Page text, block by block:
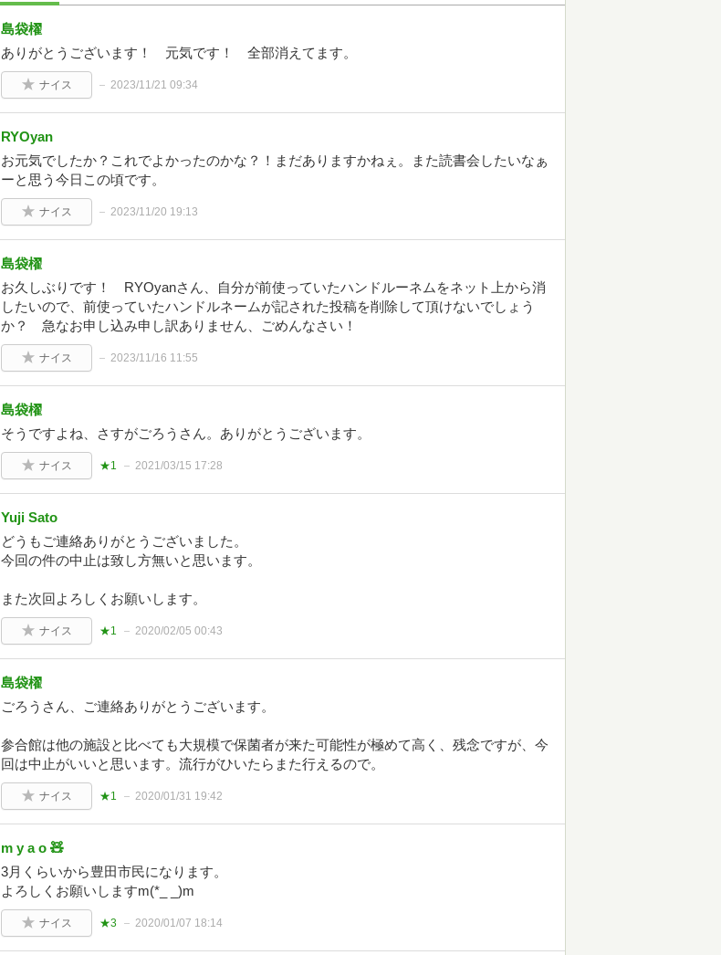
島袋櫂
ありがとうございます！ 元気です！ 全部消えてます。
ナイス 2023/11/21 09:34
RYOyan
お元気でしたか？これでよかったのかな？！まだありますかねぇ。また読書会したいなぁ
ーと思う今日この頃です。
ナイス 2023/11/20 19:13
島袋櫂
お久しぶりです！ RYOyanさん、自分が前使っていたハンドルーネムをネット上から消
したいので、前使っていたハンドルネームが記された投稿を削除して頂けないでしょう
か？ 急なお申し込み申し訳ありません、ごめんなさい！
ナイス 2023/11/16 11:55
島袋櫂
そうですよね、さすがごろうさん。ありがとうございます。
ナイス ★1 2021/03/15 17:28
Yuji Sato
どうもご連絡ありがとうございました。
今回の件の中止は致し方無いと思います。
また次回よろしくお願いします。
ナイス ★1 2020/02/05 00:43
島袋櫂
ごろうさん、ご連絡ありがとうございます。
参合館は他の施設と比べても大規模で保菌者が来た可能性が極めて高く、残念ですが、今
回は中止がいいと思います。流行がひいたらまた行えるので。
ナイス ★1 2020/01/31 19:42
m y a o 🧸
3月くらいから豊田市民になります。
よろしくお願いしますm(*_ _)m
ナイス ★3 2020/01/07 18:14